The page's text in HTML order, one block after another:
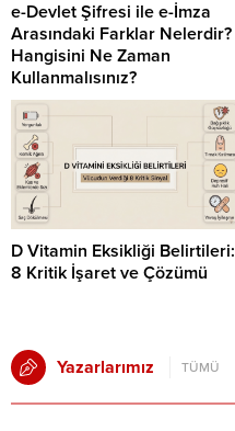
e-Devlet Şifresi ile e-İmza
Arasındaki Farklar Nelerdir?
Hangisini Ne Zaman
Kullanmalısınız?
D Vitamin Eksikliği Belirtileri:
8 Kritik İşaret ve Çözümü
Yazarlarımız TÜMÜ